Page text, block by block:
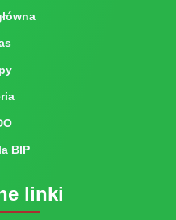
BIP
linki